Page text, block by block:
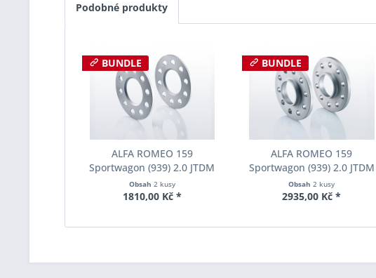
Podobné produkty
BUNDLE
ALFA ROMEO 159
Sportwagon (939) 2.0 JTDM
136 PS (10-11) Šířka
rozchodu Eibach Pro-Spacer
Tloušťka 5mm
Obsah 2 kusy
1810,00 Kč *
BUNDLE
ALFA ROMEO 159
Sportwagon (939) 2.0 JTDM
136 PS (10-11) Šířka
rozchodu Eibach Pro-Spacer
Tloušťka 16mm
Obsah2 kusy
2935,00 Kč *